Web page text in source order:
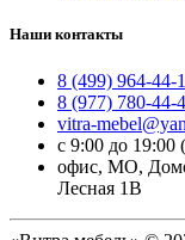
Наши контакты
8 (499) 964-44-
8 (977) 780-44-
vitra-
с 9:00 до 19:00
офис, МО,
Лесная 1В